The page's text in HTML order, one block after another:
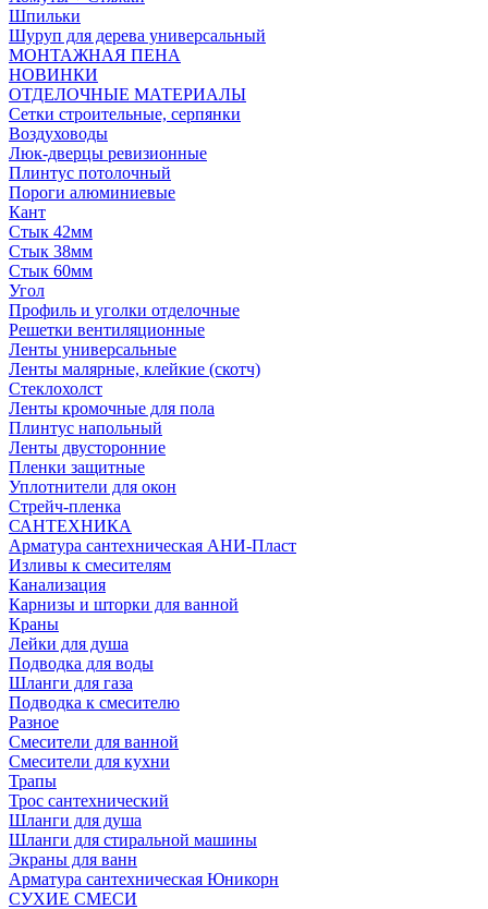
Шпильки
Шуруп для дерева универсальный
МОНТАЖНАЯ ПЕНА
НОВИНКИ
ОТДЕЛОЧНЫЕ МАТЕРИАЛЫ
Сетки строительные, серпянки
Воздуховоды
Люк-дверцы ревизионные
Плинтус потолочный
Пороги алюминиевые
Кант
Стык 42мм
Стык 38мм
Стык 60мм
Угол
Профиль и уголки отделочные
Решетки вентиляционные
Ленты универсальные
Ленты малярные, клейкие (скотч)
Стеклохолст
Ленты кромочные для пола
Плинтус напольный
Ленты двусторонние
Пленки защитные
Уплотнители для окон
Стрейч-пленка
САНТЕХНИКА
Арматура сантехническая АНИ-Пласт
Изливы к смесителям
Канализация
Карнизы и шторки для ванной
Краны
Лейки для душа
Подводка для воды
Шланги для газа
Подводка к смесителю
Разное
Смесители для ванной
Смесители для кухни
Трапы
Трос сантехнический
Шланги для душа
Шланги для стиральной машины
Экраны для ванн
Арматура сантехническая Юникорн
СУХИЕ СМЕСИ